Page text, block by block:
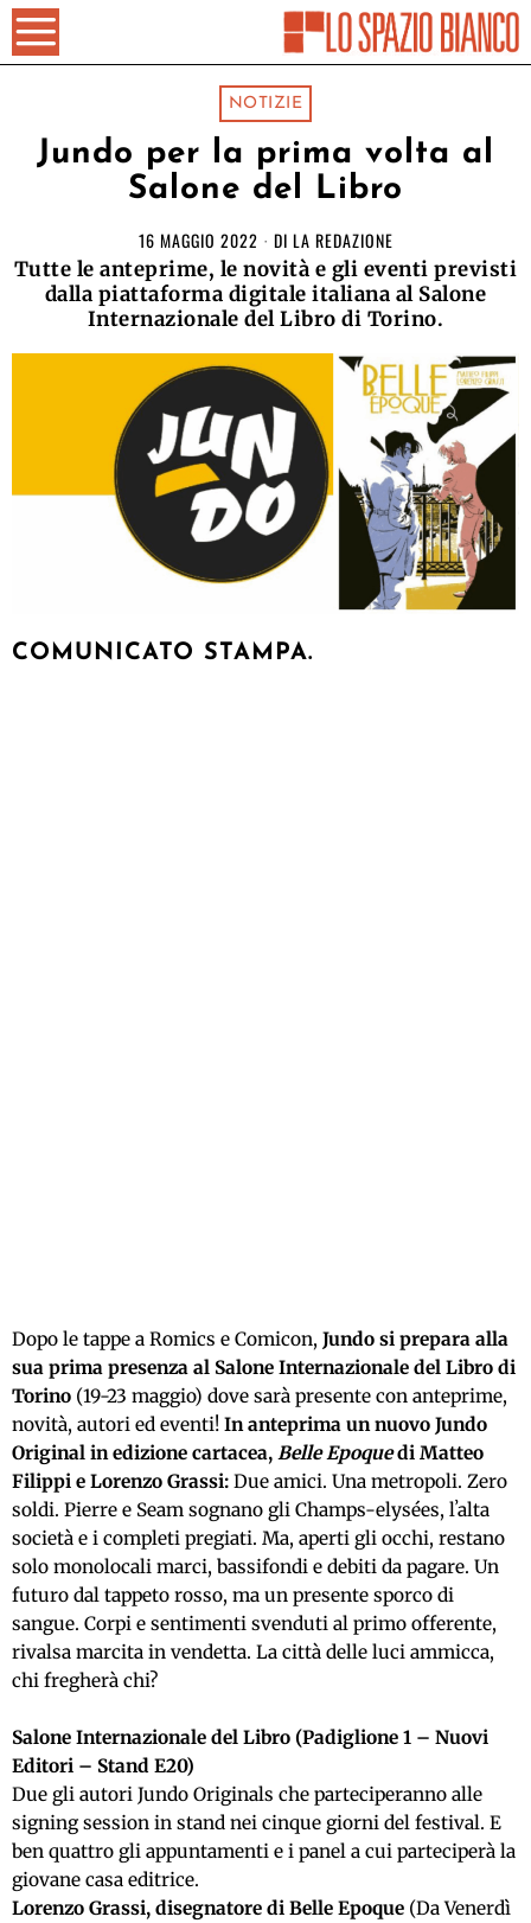
NOTIZIE
Jundo per la prima volta al
Salone del Libro
16 MAGGIO 2022 DI LA REDAZIONE
Tutte le anteprime, le novità e gli eventi previsti
dalla piattaforma digitale italiana al Salone
Internazionale del Libro di Torino.
COMUNICATO STAMPA.
Dopo le tappe a Romics e Comicon, Jundo si prepara alla
sua prima presenza al Salone Internazionale del Libro di
Torino (19-23 maggio) dove sarà presente con anteprime,
novità, autori ed eventi! In anteprima un nuovo Jundo
Original in edizione cartacea, Belle Epoquedi Matteo
Filippi e Lorenzo Grassi: Due amici. Una metropoli. Zero
soldi. Pierre e Seam sognano gli Champs-elysées, lʼalta
società e i completi pregiati. Ma, aperti gli occhi, restano
solo monolocali marci, bassifondi e debiti da pagare. Un
futuro dal tappeto rosso, ma un presente sporco di
sangue. Corpi e sentimenti svenduti al primo offerente,
rivalsa marcita in vendetta. La città delle luci ammicca,
chi fregherà chi?
Salone Internazionale del Libro (Padiglione 1 – Nuovi
Editori – Stand E20)
Due gli autori Jundo Originals che parteciperanno alle
signing session in stand nei cinque giorni del festival. E
ben quattro gli appuntamenti e i panel a cui parteciperà la
giovane casa editrice.
Lorenzo Grassi, disegnatore di Belle Epoque (Da Venerdì